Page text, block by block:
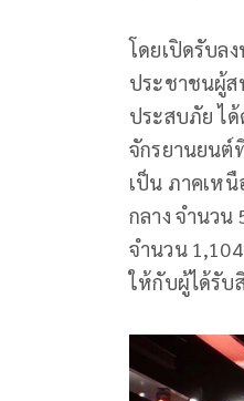
โดยเปิดรับล
ประชาชนผู้ส
ประสบภัย ไ
จักรยานยนต์
เป็น ภาคเห
กลาง จำนว
จำนวน
ให้กับผู้ได้รับ